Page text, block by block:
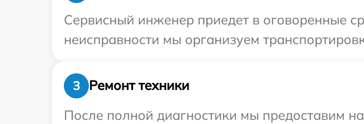
Сервисный инженер приедет в оговоренные
неисправности мы организуем
3
Ремонт техники
После полной диагностики мы предоставим